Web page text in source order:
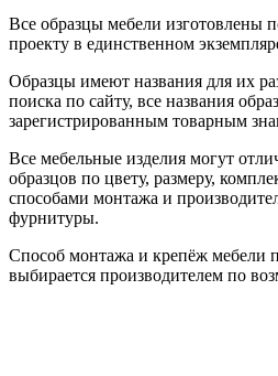
Все образцы мебели изготовлены
проекту в единственном
Образцы имеют названия для их
поиска по сайту, все названия
зарегистрированным товарным
Все мебельные изделия могут
образцов по цвету, размеру,
способами монтажа и
фурнитуры.
Способ монтажа и крепёж мебели
выбирается производителем по